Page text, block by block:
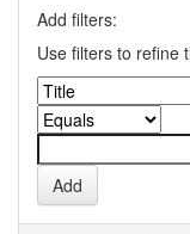
Add filters:
Use filters to refine